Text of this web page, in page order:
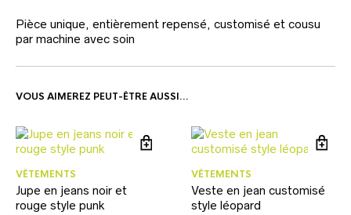
Pièce unique, entièrement repensé, customisé et cousu
par machine avec soin
VOUS AIMEREZ PEUT-ÊTRE AUSSI…
VÊTEMENTS
Jupe en jeans noir et
rouge style punk
VÊTEMENTS
Veste en jean customisé
style léopard